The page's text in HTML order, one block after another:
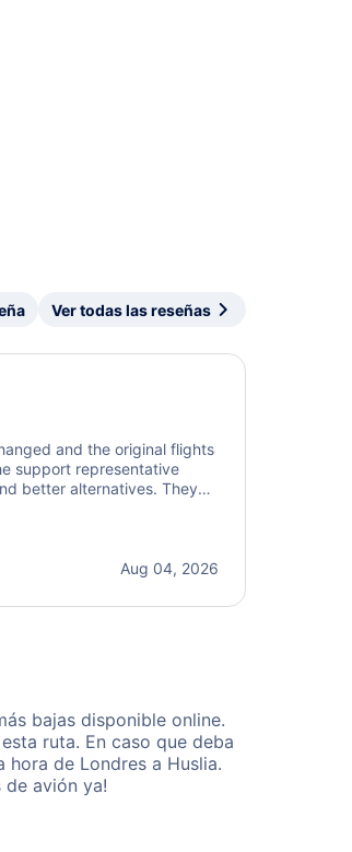
Ver todas las reseñas
and the original flights
support representative
better alternatives. They
issue. I'm grateful for the
Aug 04, 2026
bajas disponible online.
ruta. En caso que deba
de Londres a Huslia.
de avión ya!